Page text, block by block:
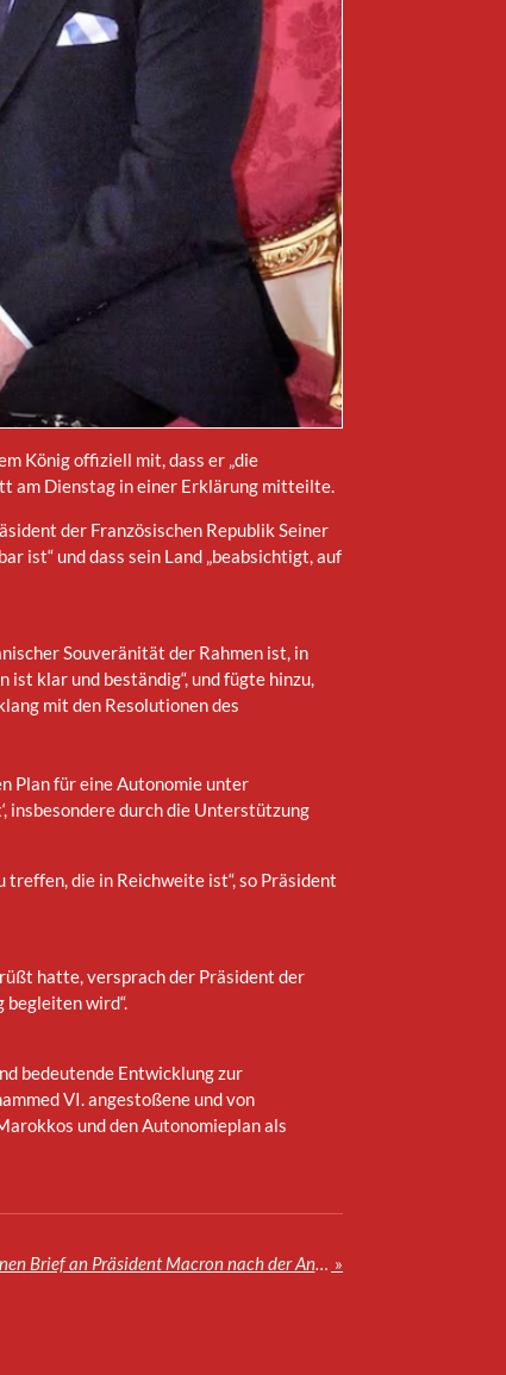
König offiziell mit, dass er „die
am Dienstag in einer Erklärung mitteilte.
der Französischen Republik Seiner
ist“ und dass sein Land „beabsichtigt, auf
Souveränität der Rahmen ist, in
klar und beständig“, und fügte hinzu,
mit den Resolutionen des
Plan für eine Autonomie unter
insbesondere durch die Unterstützung
die in Reichweite ist“, so Präsident
hatte, versprach der Präsident der
begleiten wird“.
bedeutende Entwicklung zur
VI. angestoßene und von
und den Autonomieplan als
König Mohammed VI. richtet einen Brief an Präsident Macron nach der Ankündigung der offiziellen Unterstützung Frankreichs für die Souveränität des Königreichs über seine Sahara »